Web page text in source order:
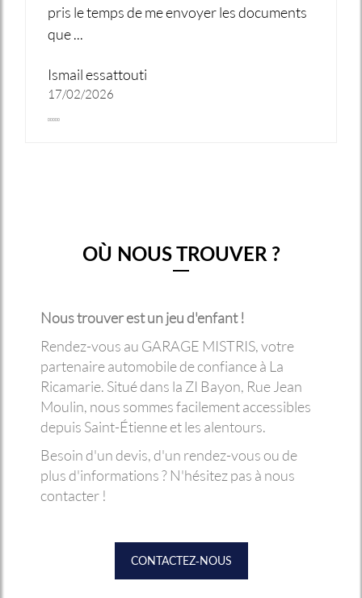
pris le temps de me envoyer les documents
que ...
Ismail essattouti
17/02/2026
OÙ NOUS TROUVER ?
Nous trouver est un jeu d'enfant !
Rendez-vous au GARAGE MISTRIS, votre
partenaire automobile de confiance à La
Ricamarie. Situé dans la ZI Bayon, Rue Jean
Moulin, nous sommes facilement accessibles
depuis Saint-Étienne et les alentours.
Besoin d'un devis, d'un rendez-vous ou de
plus d'informations ? N'hésitez pas à nous
contacter !
CONTACTEZ-NOUS